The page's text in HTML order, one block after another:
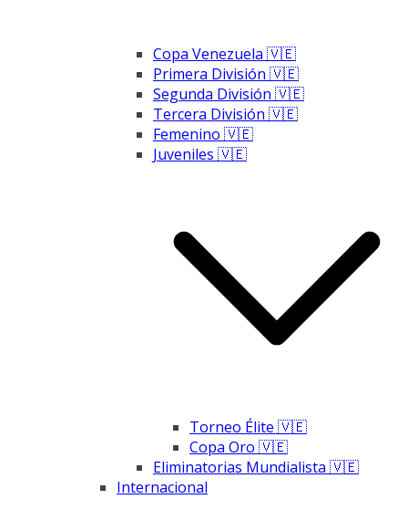
Copa Venezuela 🇻🇪
Primera División 🇻🇪
Segunda División 🇻🇪
Tercera División 🇻🇪
Femenino 🇻🇪
Juveniles 🇻🇪
Torneo Élite 🇻🇪
Copa Oro 🇻🇪
Eliminatorias Mundialista 🇻🇪
Internacional